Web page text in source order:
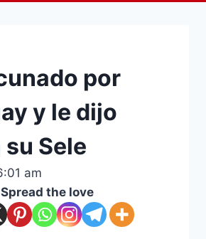
por
y le dijo
Sele
am
Spread the love